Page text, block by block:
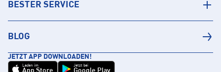
BESTER SERVICE
BLOG
JETZT APP DOWNLOADEN!
Laden im
App Store
Jetzt bei
Google Play